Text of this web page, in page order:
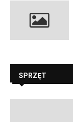
SPRZĘT